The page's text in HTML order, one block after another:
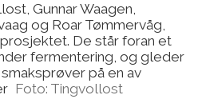
Gunnar Waagen,
og Roar Tømmervåg,
De står foran et
fermentering, og gleder
på en av
Foto: Tingvollost